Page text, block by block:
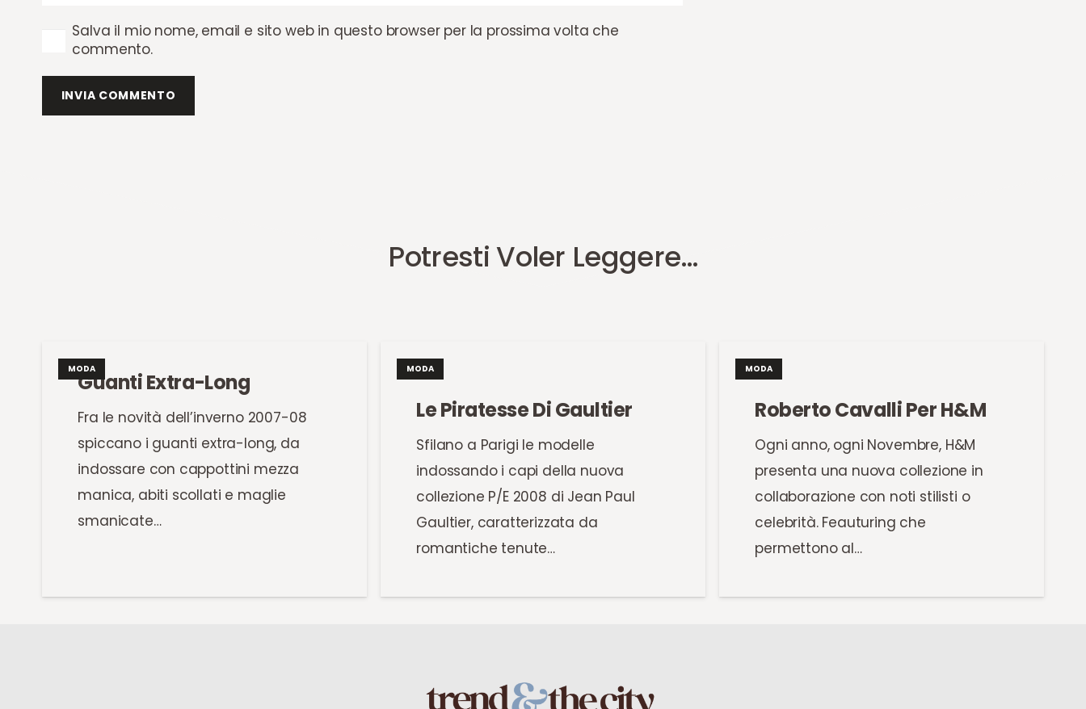
Salva il mio nome, email e sito web in questo browser per la prossima volta che
commento.
INVIA COMMENTO
Potresti Voler Leggere…
MODA
Guanti Extra-Long
Fra le novità dell’inverno 2007-08
spiccano i guanti extra-long, da
indossare con cappottini mezza
manica, abiti scollati e maglie
smanicate…
MODA
Le Piratesse Di Gaultier
Sfilano a Parigi le modelle
indossando i capi della nuova
collezione P/E 2008 di Jean Paul
Gaultier, caratterizzata da
romantiche tenute…
MODA
Roberto Cavalli Per H&M
Ogni anno, ogni Novembre, H&M
presenta una nuova collezione in
collaborazione con noti stilisti o
celebrità. Feauturing che
permettono al…